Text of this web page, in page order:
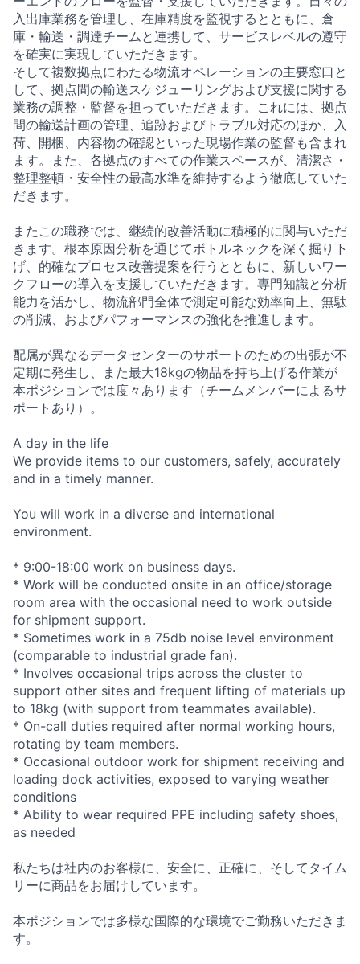
入出庫業務を管理し、在庫精度を監視するとともに、倉
庫・輸送・調達チームと連携して、サービスレベルの遵守
を確実に実現していただきます。
そして複数拠点にわたる物流オペレーションの主要窓口と
して、拠点間の輸送スケジューリングおよび支援に関する
業務の調整・監督を担っていただきます。これには、拠点
間の輸送計画の管理、追跡およびトラブル対応のほか、入
荷、開梱、内容物の確認といった現場作業の監督も含まれ
ます。また、各拠点のすべての作業スペースが、清潔さ・
整理整頓・安全性の最高水準を維持するよう徹底していた
だきます。
またこの職務では、継続的改善活動に積極的に関与いただ
きます。根本原因分析を通じてボトルネックを深く掘り下
げ、的確なプロセス改善提案を行うとともに、新しいワー
クフローの導入を支援していただきます。専門知識と分析
能力を活かし、物流部門全体で測定可能な効率向上、無駄
の削減、およびパフォーマンスの強化を推進します。
配属が異なるデータセンターのサポートのための出張が不
定期に発生し、また最大18kgの物品を持ち上げる作業が
本ポジションでは度々あります（チームメンバーによるサ
ポートあり）。
A day in the life
We provide items to our customers, safely, accurately
and in a timely manner.
You will work in a diverse and international
environment.
* 9:00-18:00 work on business days.
* Work will be conducted onsite in an office/storage
room area with the occasional need to work outside
for shipment support.
* Sometimes work in a 75db noise level environment
(comparable to industrial grade fan).
* Involves occasional trips across the cluster to
support other sites and frequent lifting of materials up
to 18kg (with support from teammates available).
* On-call duties required after normal working hours,
rotating by team members.
* Occasional outdoor work for shipment receiving and
loading dock activities, exposed to varying weather
conditions
* Ability to wear required PPE including safety shoes,
as needed
私たちは社内のお客様に、安全に、正確に、そしてタイム
リーに商品をお届けしています。
本ポジションでは多様な国際的な環境でご勤務いただきま
す。